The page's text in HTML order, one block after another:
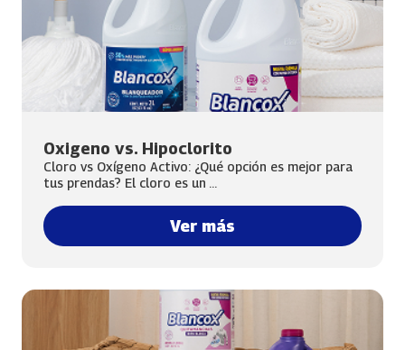
Oxigeno vs. Hipoclorito
Cloro vs Oxígeno Activo: ¿Qué opción es mejor para
tus prendas? El cloro es un ...
Ver más